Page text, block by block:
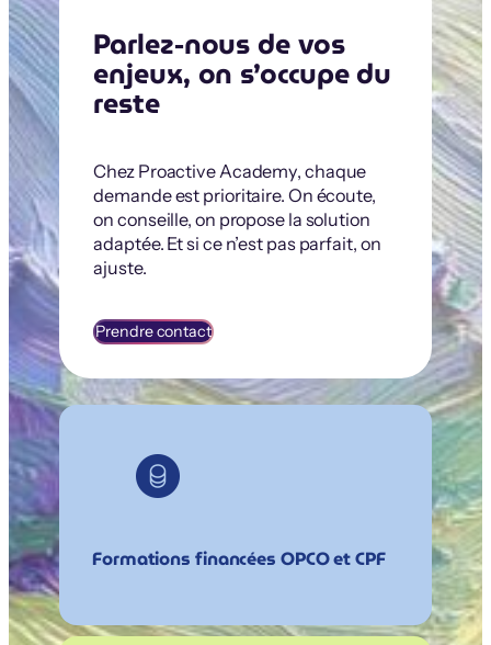
Parlez-nous de vos
enjeux, on s’occupe du
reste
Chez Proactive Academy, chaque
demande est prioritaire. On écoute,
on conseille, on propose la solution
adaptée. Et si ce n’est pas parfait, on
ajuste.
Prendre contact
Formations financées OPCO et CPF